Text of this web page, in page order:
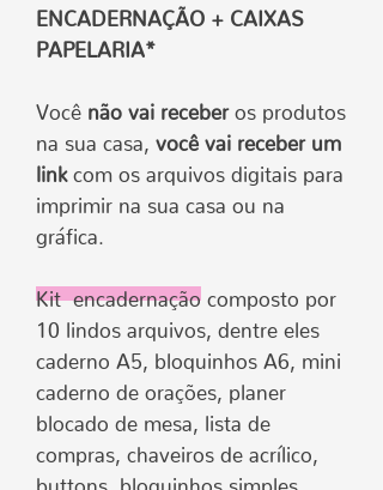
ENCADERNAÇÃO + CAIXAS
PAPELARIA*
Você não vai receberos produtos
na sua casa, você vai receber um
linkcom os arquivos digitais para
imprimir na sua casa ou na
gráfica.
Kit encadernação composto por
10 lindos arquivos, dentre eles
caderno A5, bloquinhos A6, mini
caderno de orações, planer
blocado de mesa, lista de
compras, chaveiros de acrílico,
buttons, bloquinhos simples